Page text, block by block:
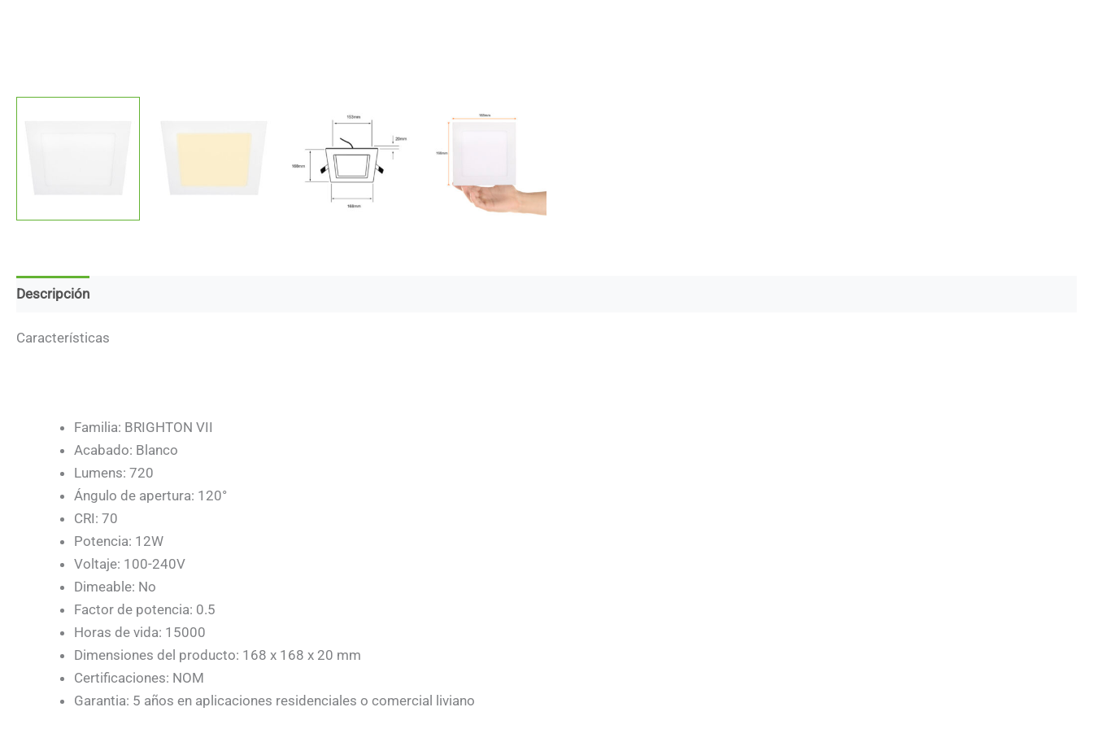
Descripción
Características
Familia: BRIGHTON VII
Acabado: Blanco
Lumens: 720
Ángulo de apertura: 120°
CRI: 70
Potencia: 12W
Voltaje: 100-240V
Dimeable: No
Factor de potencia: 0.5
Horas de vida: 15000
Dimensiones del producto: 168 x 168 x 20 mm
Certificaciones: NOM
Garantia: 5 años en aplicaciones residenciales o comercial liviano